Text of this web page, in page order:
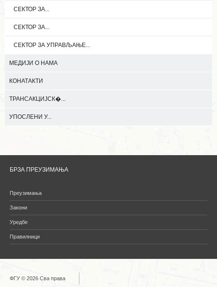
СЕКТОР ЗА...
СЕКТОР ЗА...
СЕКТОР ЗА УПРАВЉАЊЕ...
МЕДИЈИ О НАМА
КОНАТАКТИ
ТРАНСАКЦИЈСК�...
УПОСЛЕНИ У...
БРЗА ПРЕУЗИМАЊА
Преузимања
Закони
Уредбе
Правилници
ФГУ © 2026 Сва права